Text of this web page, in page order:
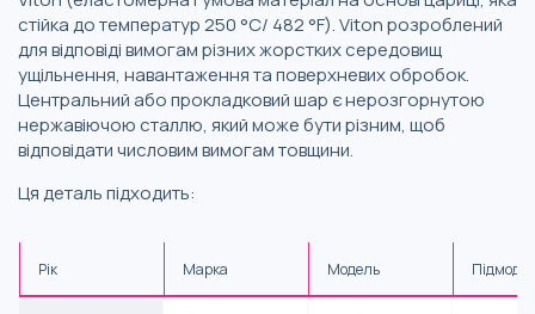
стійка до температур 250 °C/ 482 °F). Viton розроблений
для відповіді вимогам різних жорстких середовищ
ущільнення, навантаження та поверхневих обробок.
Центральний або прокладковий шар є нерозгорнутою
нержавіючою сталлю, який може бути різним, щоб
відповідати числовим вимогам товщини.
Ця деталь підходить:
Рік Марка Модель